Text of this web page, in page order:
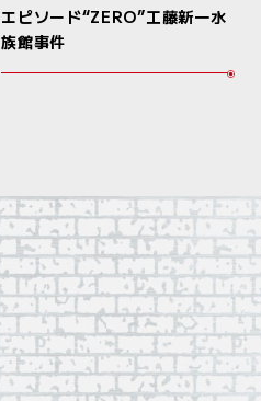
エピソード“ZERO”工藤新一水
族館事件